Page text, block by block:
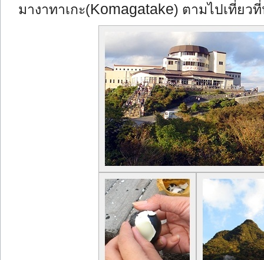
มางาทาเกะ(Komagatake) ตามไปเที่ยว